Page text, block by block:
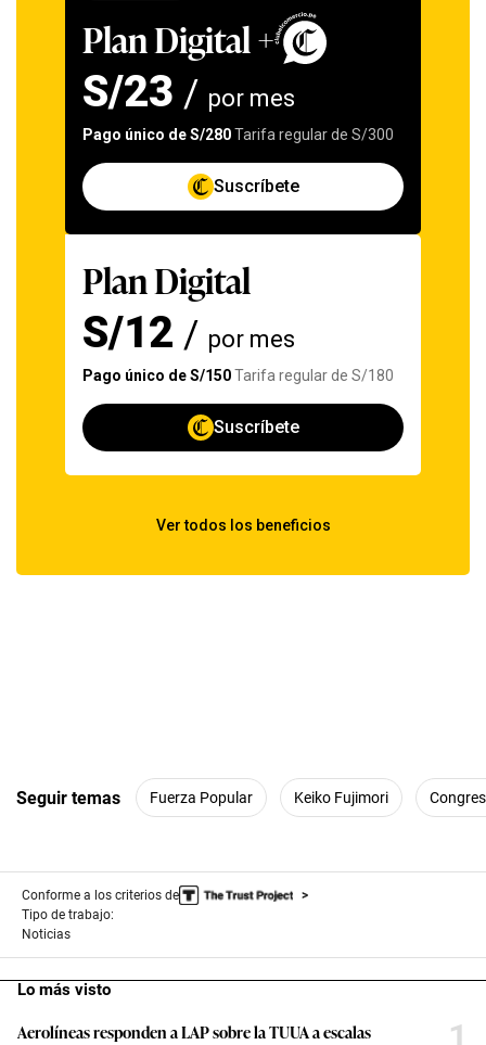
Seguir temas Fuerza Popular Keiko Fujimori
Conforme a los criterios de
Tipo de trabajo:
Noticias
Lo más visto
Aerolíneas responden a LAP sobre la TUUA a escalas